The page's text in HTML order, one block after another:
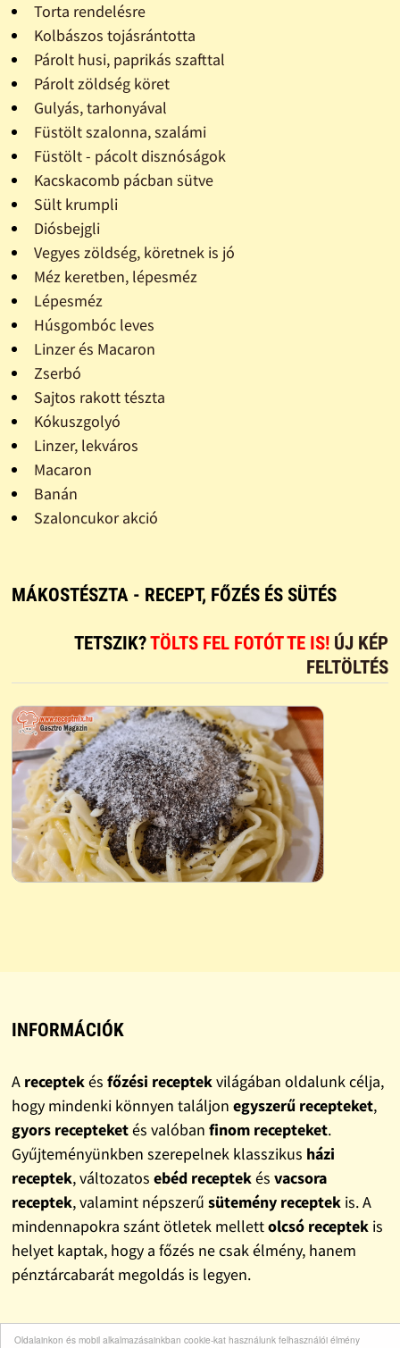
Oldalainkon és mobil alkalmazásainkban cookie-kat használunk felhasználói élmény
Torta rendelésre
Kolbászos tojásrántotta
Párolt husi, paprikás szafttal
Párolt zöldség köret
Gulyás, tarhonyával
Füstölt szalonna, szalámi
Füstölt - pácolt disznóságok
Kacskacomb pácban sütve
Sült krumpli
Diósbejgli
Vegyes zöldség, köretnek is jó
Méz keretben, lépesméz
Lépesméz
Húsgombóc leves
Linzer és Macaron
Zserbó
Sajtos rakott tészta
Kókuszgolyó
Linzer, lekváros
Macaron
Banán
Szaloncukor akció
MÁKOSTÉSZTA - RECEPT, FŐZÉS ÉS SÜTÉS
TETSZIK?TÖLTS FEL FOTÓT TE IS! ÚJ KÉP
FELTÖLTÉS
INFORMÁCIÓK
A receptekés főzési receptekvilágában oldalunk célja,
hogy mindenki könnyen találjon egyszerű recepteket,
gyors recepteketés valóban finom recepteket.
Gyűjteményünkben szerepelnek klasszikus házi
receptek, változatos ebéd receptekés vacsora
receptek, valamint népszerű sütemény receptekis. A
mindennapokra szánt ötletek mellettolcsó receptekis
helyet kaptak, hogy a főzés ne csak élmény, hanem
pénztárcabarát megoldás is legyen.
LINKEK